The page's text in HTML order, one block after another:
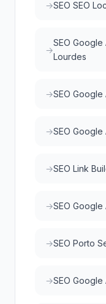
SEO SEO
SEO
Lourdes
SEO
SEO Google
SEO Link
SEO Google
SEO Porto
SEO Google